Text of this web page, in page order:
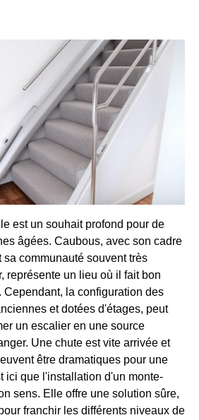
est un souhait profond pour de
âgées. Caubous, avec son cadre
communauté souvent très
représente un lieu où il fait bon
Cependant, la configuration des
et dotées d'étages, peut
un escalier en une source
Une chute est vite arrivée et
être dramatiques pour une
ici que l'installation d'un monte-
sens. Elle offre une solution sûre,
franchir les différents niveaux de